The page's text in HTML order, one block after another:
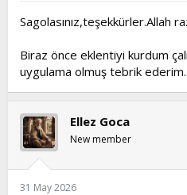
Sagolasınız,teşekkürler.Allah
Biraz önce eklentiyi kurdum
uygulama olmuş tebrik ederim.
Ellez Goca
New member
31 May 2026